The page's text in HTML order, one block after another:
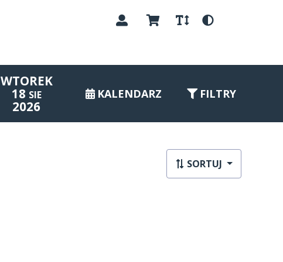
WTOREK
18 SIE
2026
KALENDARZ FILTRY
SORTUJ